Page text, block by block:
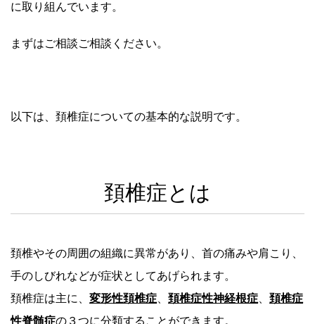
に取り組んでいます。
まずはご相談ご相談ください。
以下は、頚椎症についての基本的な説明です。
頚椎症とは
頚椎やその周囲の組織に異常があり、首の痛みや肩こり、
手のしびれなどが症状としてあげられます。
頚椎症は主に、 変形性頚椎症 頚椎症性神経根症
頚椎症
性脊髄症の３つに分類することができます。